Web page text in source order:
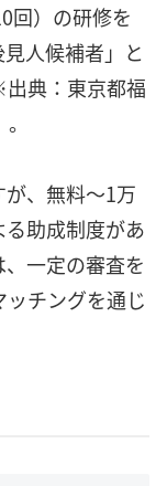
回）の研修を
人候補者」と
典：東京都福
、無料～1万
助成制度があ
一定の審査を
チングを通じ